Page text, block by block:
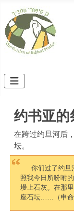
约书亚的
在跨过约旦河后
坛。
你们过了约旦
照我今日所吩咐
墁上石灰。在那
座石坛……（申命